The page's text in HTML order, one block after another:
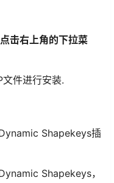
击右上角的下拉菜
件进行安装.
Shapekeys插
Shapekeys，